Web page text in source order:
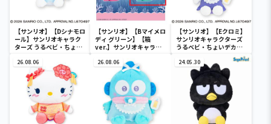
【サンリオ】【Dシナモロ
ール】サンリオキャラク
ターズ うるベビ・ちょい
【サンリオ】【Bマイメロ
ディ グリーン】【箱
ver.】サンリオキャラク
SOFVIMATES～マイメロ
ディ マーメイドver. ～
【サンリオ】【Eクロミ】
サンリオキャラクターズ
うるベビ・ちょいデカド
26.08.06 26.08.06 24.05.30